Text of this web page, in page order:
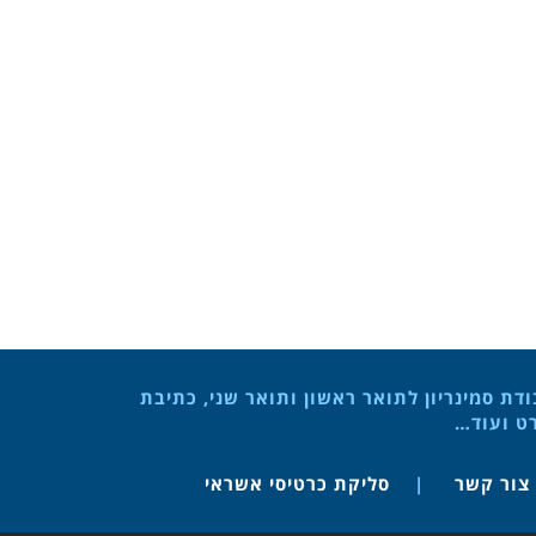
סמינריון לתואר ראשון ותואר שני, כתיבת
ועוד…
צור קשר סליקת כרטיסי אשראי